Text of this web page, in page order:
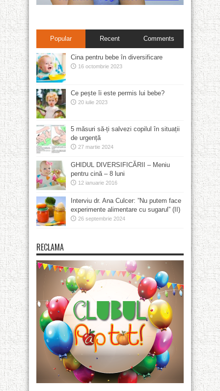
Popular Recent Comments
Cina pentru bebe în diversificare
16 octombrie 2023
Ce pește îi este permis lui bebe?
20 iulie 2023
5 măsuri să-ți salvezi copilul în situații
de urgență
27 martie 2024
GHIDUL DIVERSIFICĂRII – Meniu
pentru cină – 8 luni
12 ianuarie 2016
Interviu dr. Ana Culcer: ”Nu putem face
experimente alimentare cu sugarul” (II)
26 septembrie 2024
RECLAMA